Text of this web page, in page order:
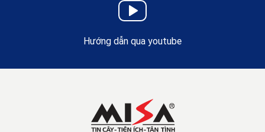
Hướng dẫn qua youtube